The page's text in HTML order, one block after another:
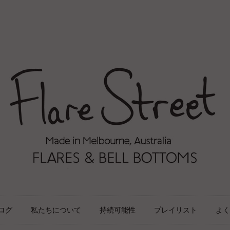
グ 私たちについて 持続可能性 プレイリスト よ